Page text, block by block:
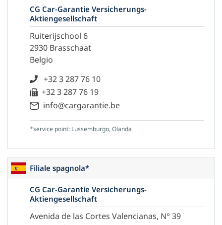
CG Car-Garantie Versicherungs-
Aktiengesellschaft
Ruiterijschool 6
2930 Brasschaat
Belgio
+32 3 287 76 10
+32 3 287 76 19
info@cargarantie.be
*service point: Lussemburgo, Olanda
Filiale spagnola*
CG Car-Garantie Versicherungs-
Aktiengesellschaft
Avenida de las Cortes Valencianas, N° 39